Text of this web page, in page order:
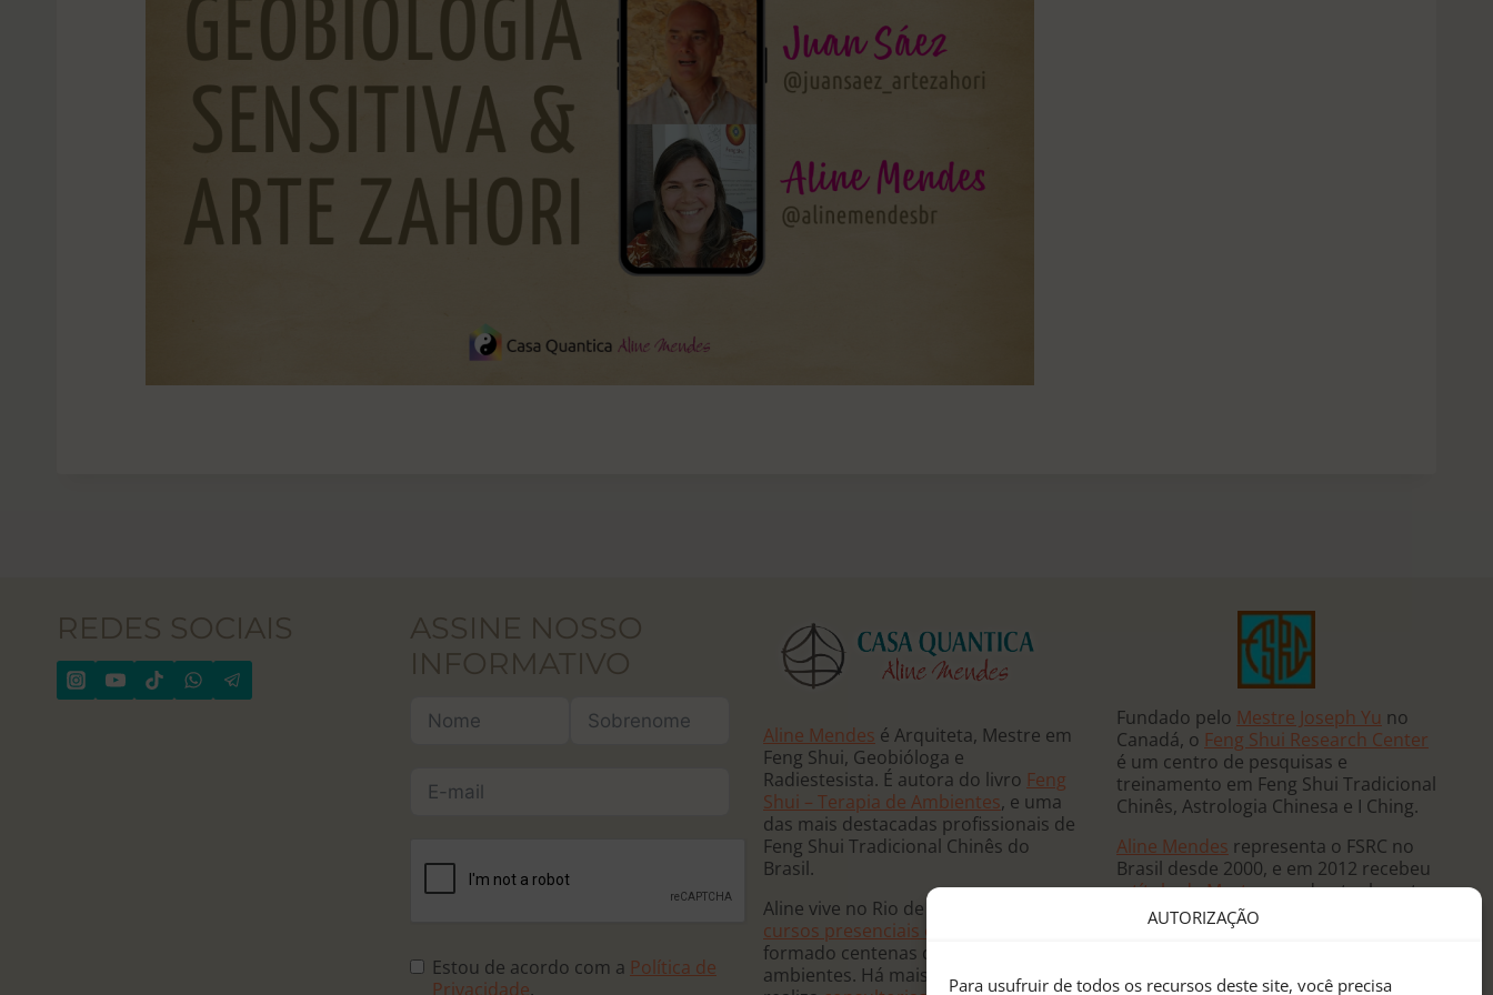
AUTORIZAÇÃO
Para usufruir de todos os recursos deste site, você precisa
REDES SOCIAIS
ASSINE NOSSO
INFORMATIVO
Estou de acordo com a Política de
Privacidade.
Aline Mendes é Arquiteta, Mestre em
Feng Shui, Geobióloga e
Radiestesista. É autora do livro Feng
Shui – Terapia de Ambientes, e uma
das mais destacadas profissionais de
Feng Shui Tradicional Chinês do
Brasil.
Aline vive no Rio de Janeiro e ministra
cursos presenciais e online
formado centenas de terapeutas de
ambientes. Há mais de 20 anos
Fundado pelo Mestre Joseph Yu no
Canadá, o Feng Shui Research Center
é um centro de pesquisas e
treinamento em Feng Shui Tradicional
Chinês, Astrologia Chinesa e I Ching.
Aline Mendes representa o FSRC no
Brasil desde 2000, e em 2012 recebeu
otítulo de Mestre, sendo atualmente
a únicaMentora Oficial
língua portuguesa.